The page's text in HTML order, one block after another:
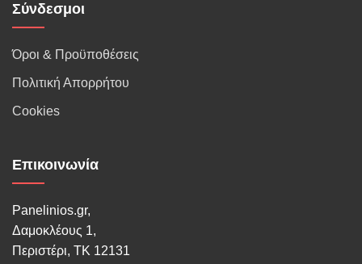
Σύνδεσμοι
Όροι & Προϋποθέσεις
Πολιτική Απορρήτου
Cookies
Επικοινωνία
Panelinios.gr,
Δαμοκλέους 1,
Περιστέρι, ΤΚ 12131